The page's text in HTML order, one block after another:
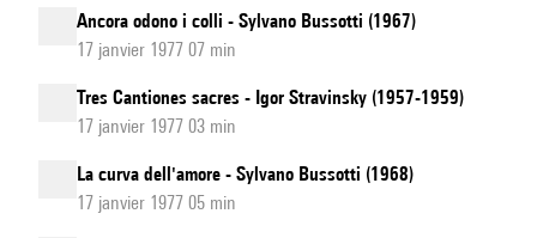
Ancora odono i colli - Sylvano Bussotti (1967)
17 janvier 1977 07 min
Tres Cantiones sacres - Igor Stravinsky (1957-1959)
17 janvier 1977 03 min
La curva dell'amore - Sylvano Bussotti (1968)
17 janvier 1977 05 min